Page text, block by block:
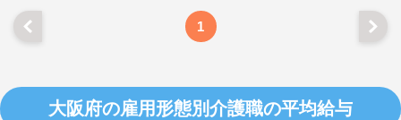
1
大阪府の雇用形態別介護職の平均給与